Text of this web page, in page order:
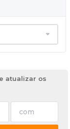
atualizar os